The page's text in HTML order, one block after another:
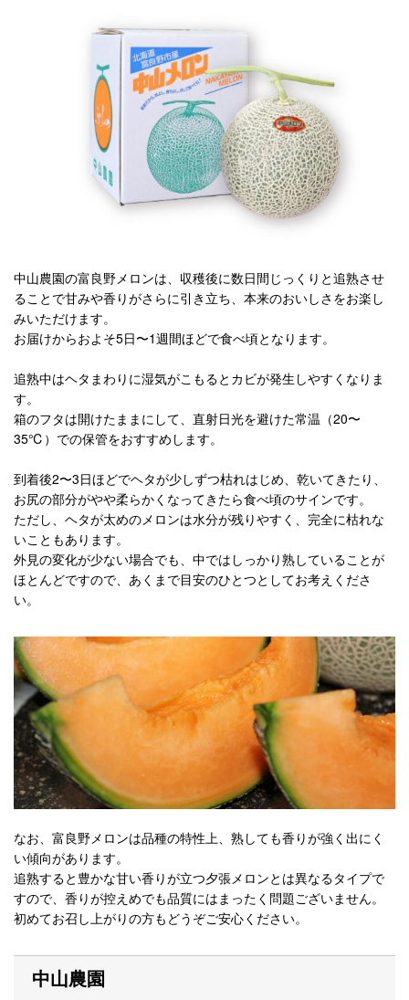
中山農園の富良野メロンは、収穫後に数日間じっくりと追熟させ
ることで甘みや香りがさらに引き立ち、本来のおいしさをお楽し
みいただけます。
お届けからおよそ5日〜1週間ほどで食べ頃となります。
追熟中はヘタまわりに湿気がこもるとカビが発生しやすくなりま
す。
箱のフタは開けたままにして、直射日光を避けた常温（20〜
35℃）での保管をおすすめします。
到着後2〜3日ほどでヘタが少しずつ枯れはじめ、乾いてきたり、
お尻の部分がやや柔らかくなってきたら食べ頃のサインです。
ただし、ヘタが太めのメロンは水分が残りやすく、完全に枯れな
いこともあります。
外見の変化が少ない場合でも、中ではしっかり熟していることが
ほとんどですので、あくまで目安のひとつとしてお考えくださ
い。
なお、富良野メロンは品種の特性上、熟しても香りが強く出にく
い傾向があります。
追熟すると豊かな甘い香りが立つ夕張メロンとは異なるタイプで
すので、香りが控えめでも品質にはまったく問題ございません。
初めてお召し上がりの方もどうぞご安心ください。
中山農園